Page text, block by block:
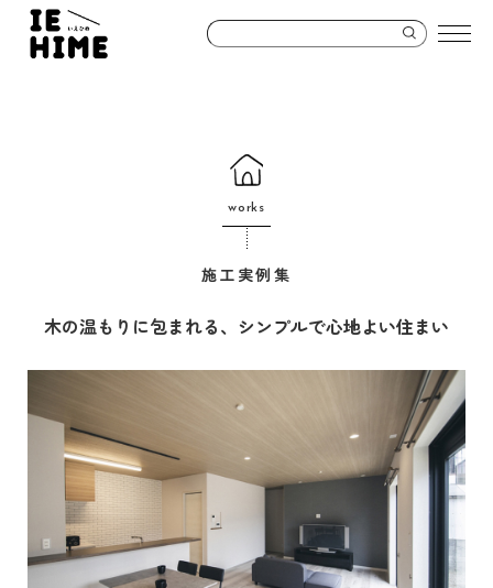
works
施工実例集
木の温もりに包まれる、シンプルで心地よい住まい